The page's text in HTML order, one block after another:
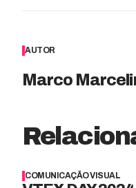
AUTOR
Marco
COMUNICAÇÃO VISUAL